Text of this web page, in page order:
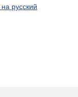
русский